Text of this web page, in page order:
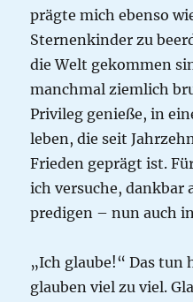
prägte mich ebenso
Sternenkinder zu
die Welt gekommen
manchmal ziemlich
Privileg genieße, in
leben, die seit
Frieden geprägt ist.
ich versuche, dankbar
predigen – nun auch
„Ich glaube!“ Das tun
glauben viel zu viel.